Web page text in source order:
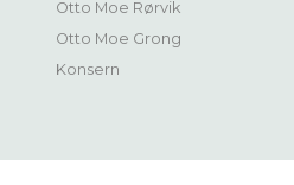
Otto Moe Rørvik
Otto Moe Grong
Konsern